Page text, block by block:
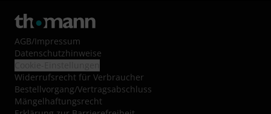
AGB/Impressum
Datenschutzhinweise
Widerrufsrecht für Verbraucher
Bestellvorgang/Vertragsabschluss
Mängelhaftungsrecht